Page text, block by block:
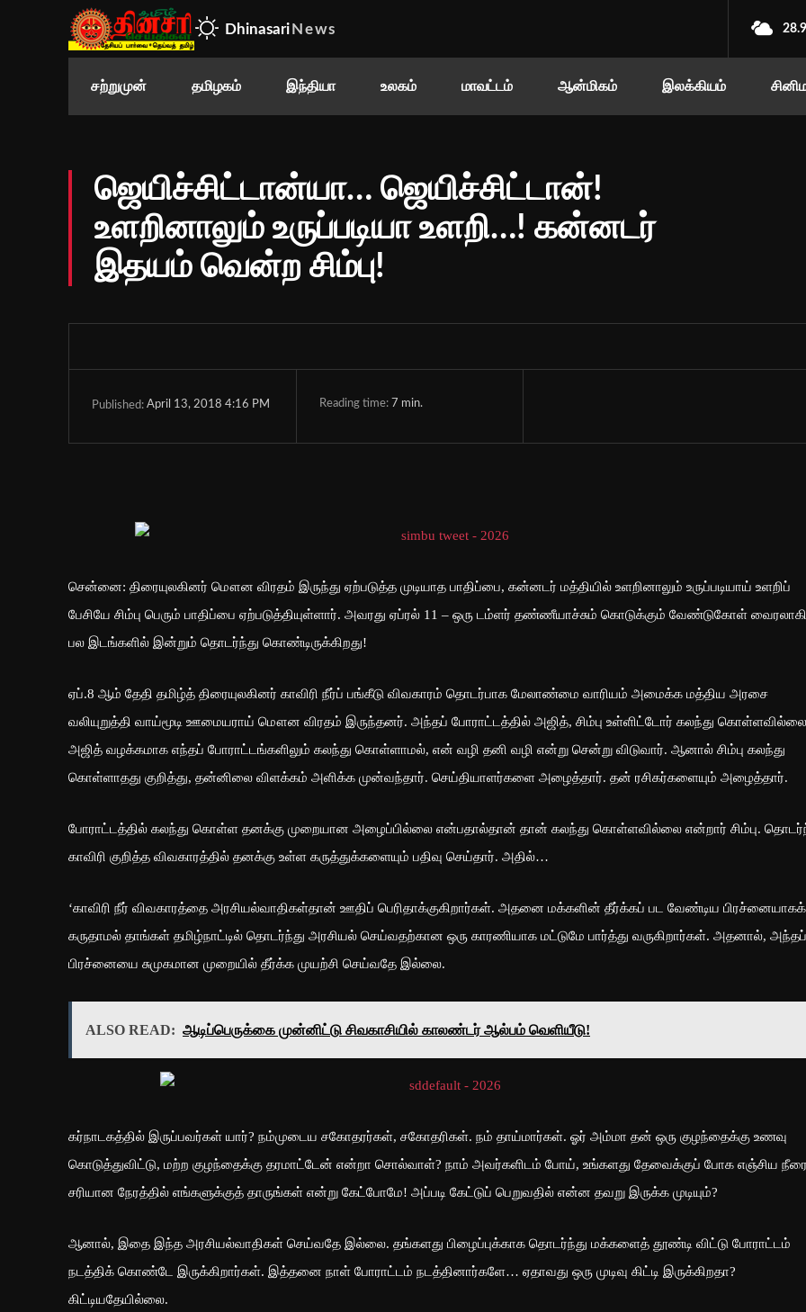
Dhinasari News 28.9
சற்றுமுன் தமிழகம் இந்தியா உலகம் மாவட்டம் ஆன்மிகம் இலக்கியம்
ஜெயிச்சிட்டான்யா… ஜெயிச்சிட்டான்!
உளறினாலும் உருப்படியா உளறி…! கன்னடர்
இதயம் வென்ற சிம்பு!
Published: April 13, 2018 4:16 PM Reading time: 7 min.
சென்னை: திரையுலகினர் மௌன விரதம் இருந்து ஏற்படுத்த முடியாத பாதிப்பை, கன்னடர் மத்தியில் உளறினாலும் உருப்படியாய் உளறிப்
பேசியே சிம்பு பெரும் பாதிப்பை ஏற்படுத்தியுள்ளார். அவரது ஏப்ரல் 11 – ஒரு டம்ளர் தண்ணீயாச்சும் கொடுக்கும் வேண்டுகோள்
பல இடங்களில் இன்றும் தொடர்ந்து கொண்டிருக்கிறது!
ஏப்.8 ஆம் தேதி தமிழ்த் திரையுலகினர் காவிரி நீர்ப் பங்கீடு விவகாரம் தொடர்பாக மேலாண்மை வாரியம் அமைக்க மத்திய அரசை
வலியுறுத்தி வாய்மூடி ஊமையராய் மௌன விரதம் இருந்தனர். அந்தப் போராட்டத்தில் அஜித், சிம்பு உள்ளிட்டோர் கலந்து
அஜித் வழக்கமாக எந்தப் போராட்டங்களிலும் கலந்து கொள்ளாமல், என் வழி தனி வழி என்று சென்று விடுவார். ஆனால் சிம்பு கலந்து
கொள்ளாதது குறித்து, தன்னிலை விளக்கம் அளிக்க முன்வந்தார். செய்தியாளர்களை அழைத்தார். தன் ரசிகர்களையும் அழைத்தார்.
போராட்டத்தில் கலந்து கொள்ள தனக்கு முறையான அழைப்பில்லை என்பதால்தான் தான் கலந்து கொள்ளவில்லை என்றார் சிம்பு.
காவிரி குறித்த விவகாரத்தில் தனக்கு உள்ள கருத்துக்களையும் பதிவு செய்தார். அதில்…
‘காவிரி நீர் விவகாரத்தை அரசியல்வாதிகள்தான் ஊதிப் பெரிதாக்குகிறார்கள். அதனை மக்களின் தீர்க்கப் பட வேண்டிய பிரச்னையாகக்
கருதாமல் தாங்கள் தமிழ்நாட்டில் தொடர்ந்து அரசியல் செய்வதற்கான ஒரு காரணியாக மட்டுமே பார்த்து வருகிறார்கள். அதனால், அந்தப்
பிரச்னையை சுமுகமான முறையில் தீர்க்க முயற்சி செய்வதே இல்லை.
ALSO READ: ஆடிப்பெருக்கை முன்னிட்டு சிவகாசியில் காலண்டர் ஆல்பம் வெளியீடு!
கர்நாடகத்தில் இருப்பவர்கள் யார்? நம்முடைய சகோதரர்கள், சகோதரிகள். நம் தாய்மார்கள். ஓர் அம்மா தன் ஒரு குழந்தைக்கு உணவு
கொடுத்துவிட்டு, மற்ற குழந்தைக்கு தரமாட்டேன் என்றா சொல்வாள்? நாம் அவர்களிடம் போய், உங்களது தேவைக்குப் போக எஞ்சிய நீரை
சரியான நேரத்தில் எங்களுக்குத் தாருங்கள் என்று கேட்போமே! அப்படி கேட்டுப் பெறுவதில் என்ன தவறு இருக்க முடியும்?
ஆனால், இதை இந்த அரசியல்வாதிகள் செய்வதே இல்லை. தங்களது பிழைப்புக்காக தொடர்ந்து மக்களைத் தூண்டி விட்டு போராட்டம்
நடத்திக் கொண்டே இருக்கிறார்கள். இத்தனை நாள் போராட்டம் நடத்தினார்களே… ஏதாவது ஒரு முடிவு கிட்டி இருக்கிறதா?
கிட்டியதேயில்லை.